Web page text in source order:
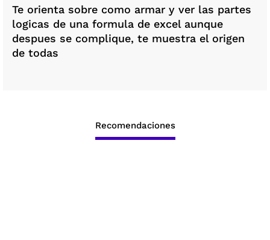
Te orienta sobre como armar y ver las partes
logicas de una formula de excel aunque
despues se complique, te muestra el origen
de todas
Recomendaciones